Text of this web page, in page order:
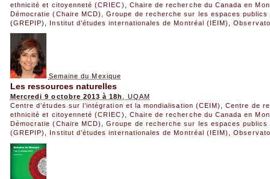
ethnicité et citoyenneté (CRIEC)
Chaire de recherche du Canada en
Démocratie (Chaire MCD)
,Groupe de recherche sur les espaces
(GREPIP)
Institut d’études internationales de Montréal (IEIM) ,
Semaine du Mexique
Les ressources naturelles
Mercredi 9 octobre 2013 à 18h
, UQAM
Centre d’études sur l’intégration et la mondialisation (CEIM)
,Centre de
ethnicité et citoyenneté (CRIEC)
Chaire de recherche du Canada en
Démocratie (Chaire MCD)
,Groupe de recherche sur les espaces
(GREPIP)
Institut d’études internationales de Montréal (IEIM) ,